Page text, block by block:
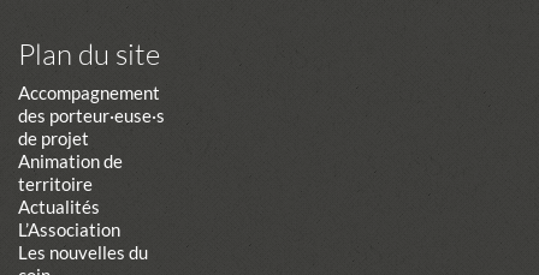
Plan du site
Accompagnement
des porteur·euse·s
de projet
Animation de
territoire
Actualités
L’Association
Les nouvelles du